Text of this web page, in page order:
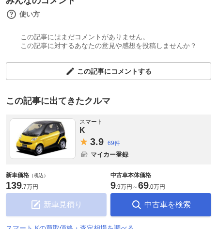
使い方
この記事にはまだコメントがありません。
この記事に対するあなたの意見や感想を投稿しませんか？
この記事にコメントする
この記事に出てきたクルマ
スマート
K
3.9 69件
マイカー登録
新車価格 （税込）
139.7万円
新車見積り
中古車本体価格
9.9万円 ～69.0万円
中古車を検索